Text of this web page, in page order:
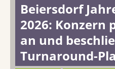
Beiersdorf
2026: Konzern
an und
Turnaround-